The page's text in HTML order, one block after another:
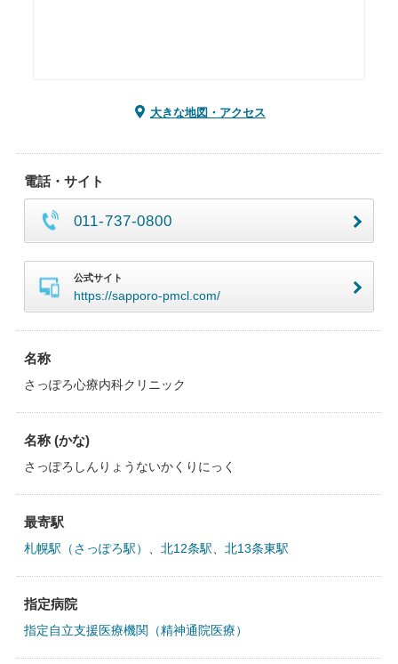
大きな地図・アクセス
電話・サイト
011-737-0800
公式サイト
https://sapporo-pmcl.com/
名称
さっぽろ心療内科クリニック
名称 (かな)
さっぽろしんりょうないかくりにっく
最寄駅
札幌駅（さっぽろ駅） 北12条駅 北13条東駅
指定病院
指定自立支援医療機関（精神通院医療）